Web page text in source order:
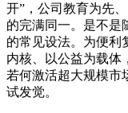
开”，公司教育为先
的完满同一。是不是
的常见设法。为便利
内核、以公益为载体
若何激活超大规模市
试发觉。